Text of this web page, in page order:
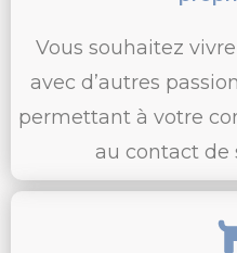
Vous souhaitez
avec d’autres
permettant à votre
au contact de